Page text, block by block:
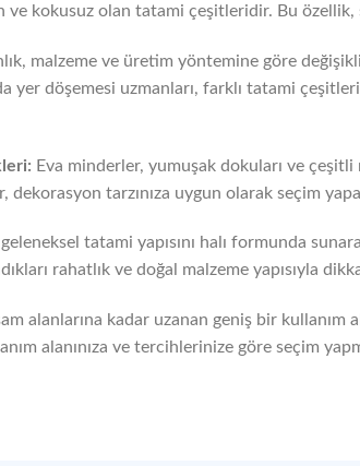
kokusuz olan tatami çeşitleridir. Bu özellik,
malzeme ve üretim yöntemine göre
yer döşemesi uzmanları, farklı tatami
Eva minderler, yumuşak dokuları ve
tarzınıza uygun olarak seçim
geleneksel tatami yapısını halı formunda
rahatlık ve doğal malzeme yapısıyla
alanlarına kadar uzanan geniş bir kullanım
alanınıza ve tercihlerinize göre seçim